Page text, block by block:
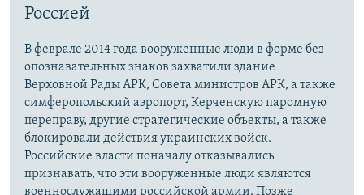
Россией
В феврале 2014 года вооруженные люди в форме без
опознавательных знаков захватили здание
Верховной Рады АРК, Совета министров АРК, а также
симферопольский аэропорт, Керченскую паромную
переправу, другие стратегические объекты, а также
блокировали действия украинских войск.
Российские власти поначалу отказывались
признавать, что эти вооруженные люди являются
военнослужащими российской армии. Позже